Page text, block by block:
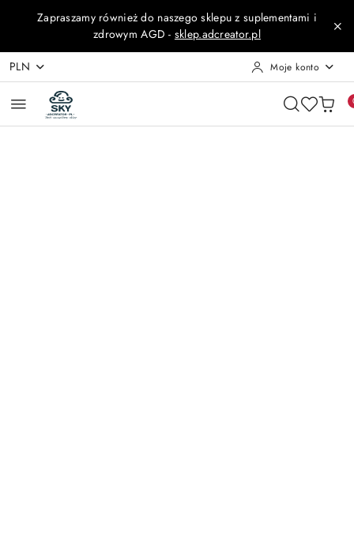
Przejdź do treści głównej
Przejdź do wyszukiwarki
Przejdź do moje konto
Przejdź do menu głównego
Przejdź do opisu produktu
Przejdź do stopki
Zapraszamy również do naszego sklepu z suplementami i
zdrowym AGD - sklep.adcreator.pl
PLN Moje konto